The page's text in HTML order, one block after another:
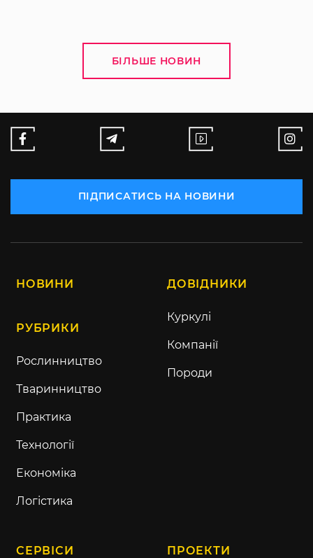
БІЛЬШЕ НОВИН
ПІДПИСАТИСЬ НА НОВИНИ
НОВИНИ
РУБРИКИ
Рослинництво
Тваринництво
Практика
Технології
Економіка
Логістика
ДОВІДНИКИ
Куркулі
Компанії
Породи
СЕРВІСИ ПРОЕКТИ